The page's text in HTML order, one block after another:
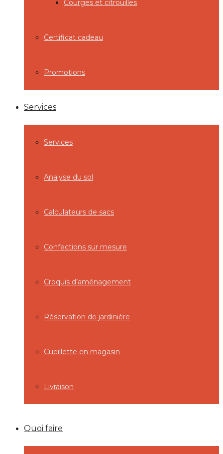
Courges et citrouilles
Certificat cadeau
Promotions
Services
Services
Analyse du sol
Calculateurs de sacs
Confections sur mesure
Croquis d’aménagement
Réservation de jardinière
Cueillette en magasin
Livraison
Quoi faire